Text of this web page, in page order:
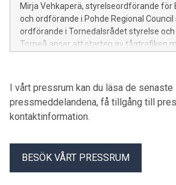
Mirja Vehkaperä, styrelseordförande
och ordförande i Pohde Regional
ordförande i Tornedalsrådet styrelse
Torneå anser att starten av tågtrafiken
”Tågförbindelsen kommer att
mellan våra länder på många sätt. Den
kontakter med grannlandet, stärker det
stöder regionens företag och underlättar
är ledamot av Europeiska
Torneå–Haparanda får en allt starkare
trafikknutpunkt även internationellt.
I vårt pressrum kan du läsa de senaste
pressmeddelandena, få tillgång till
kontaktinformation.
BESÖK VÅRT PRESSRUM